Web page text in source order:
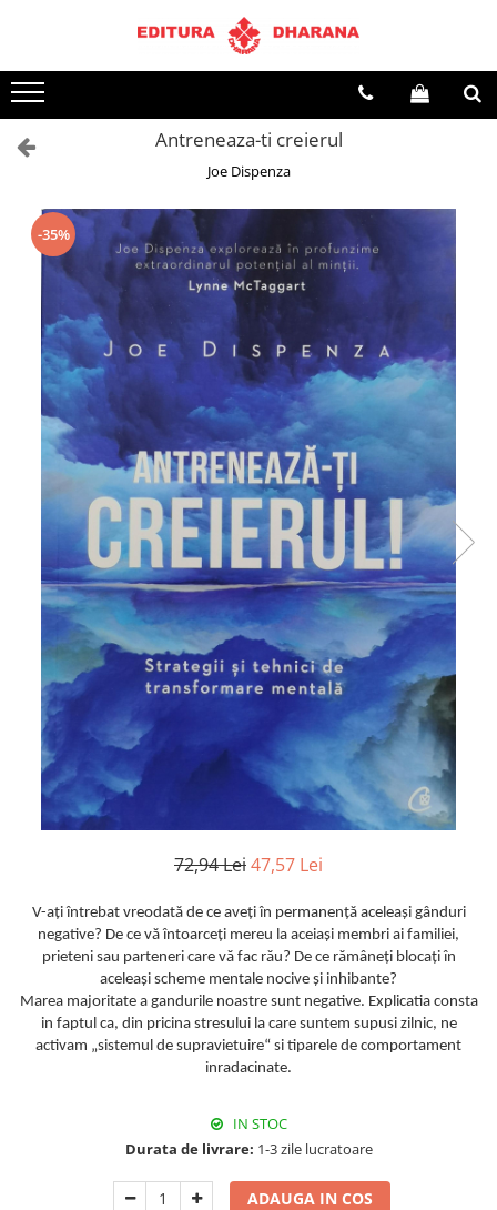
Toate Produsele
CARTI EDITURA DHARANA
OFERTE LA PACHET
Terapii
Dietoterapie
Dezvoltare personala
Spiritualitate
Arta
AUDIOBOOK
Business, Economie
Carti pentru copii
Diverse
Filosofie
Istorie
Literatura
Psihologie
Sanatate
Sociologie
Stiinta
Antreneaza-ti creierul
Joe Dispenza
-35%
72,94 Lei47,57 Lei
V-aţi întrebat vreodată de ce aveţi în permanenţă aceleaşi gânduri
negative? De ce vă întoarceţi mereu la aceiaşi membri ai familiei,
prieteni sau parteneri care vă fac rău? De ce rămâneţi blocaţi în
aceleaşi scheme mentale nocive şi inhibante?
Marea majoritate a gandurile noastre sunt negative. Explicatia consta
in faptul ca, din pricina stresului la care suntem supusi zilnic, ne
activam „sistemul de supravietuire“ si tiparele de comportament
inradacinate.
IN STOC
Durata de livrare: 1-3 zile lucratoare
ADAUGA IN COS